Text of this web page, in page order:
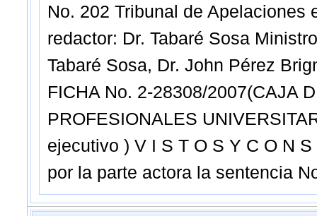
No. 202 Tribunal de Apelaciones
redactor: Dr. Tabaré Sosa
Tabaré Sosa, Dr. John Pérez
FICHA No. 2-28308/2007(CAJA
PROFESIONALES
ejecutivo ) V I S T O S Y C O N
por la parte actora la sentencia